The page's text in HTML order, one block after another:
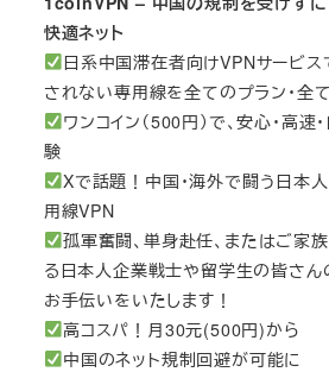
快適ネット
日系中国滞在者向けVPNサービス
されない専用線を全てのプラン・全
ワンコイン（500円）で、安心・高速
験
Xで話題！中国・海外で闘う日本
用線VPN
孤軍奮闘、単身赴任、またはご家
る日本人企業戦士や留学生の皆さ
お手伝いをいたします！
高コスパ！月30元(500円)から
中国のネット規制回避が可能に